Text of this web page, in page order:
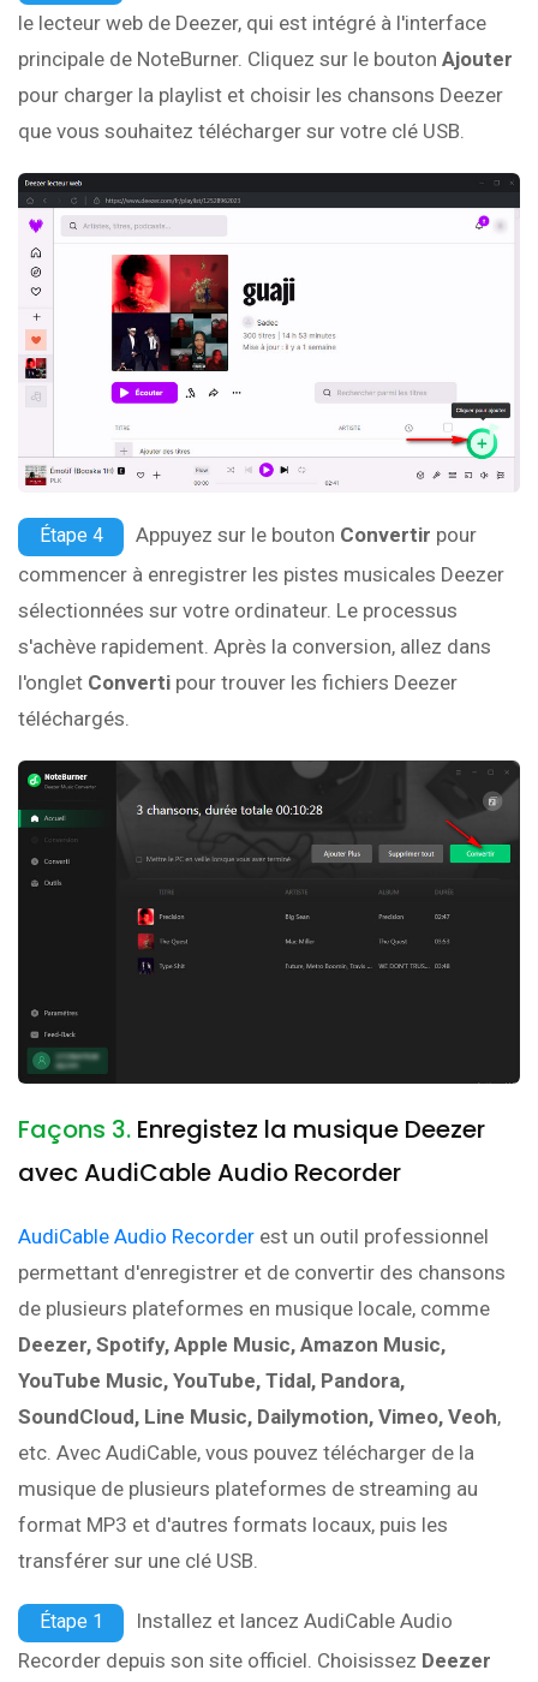
le lecteur web de Deezer, qui est intégré à l'interface
principale de NoteBurner. Cliquez sur le bouton Ajouter
pour charger la playlist et choisir les chansons Deezer
que vous souhaitez télécharger sur votre clé USB.
Étape 4 Appuyez sur le bouton Convertir pour
commencer à enregistrer les pistes musicales Deezer
sélectionnées sur votre ordinateur. Le processus
s'achève rapidement. Après la conversion, allez dans
l'onglet Converti pour trouver les fichiers Deezer
téléchargés.
Façons 3. Enregistez la musique Deezer
avec AudiCable Audio Recorder
AudiCable Audio Recorder est un outil professionnel
permettant d'enregistrer et de convertir des chansons
de plusieurs plateformes en musique locale, comme
Deezer, Spotify, Apple Music, Amazon Music,
YouTube Music, YouTube, Tidal, Pandora,
SoundCloud, Line Music, Dailymotion, Vimeo, Veoh,
etc. Avec AudiCable, vous pouvez télécharger de la
musique de plusieurs plateformes de streaming au
format MP3 et d'autres formats locaux, puis les
transférer sur une clé USB.
Étape 1
Installez et lancez AudiCable Audio
Recorder depuis son site officiel. Choisissez Deezer